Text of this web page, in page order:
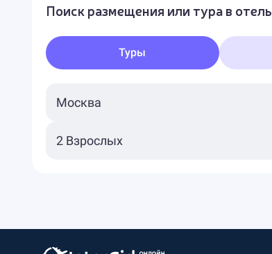
Поиск размещения или тура в отель
Туры